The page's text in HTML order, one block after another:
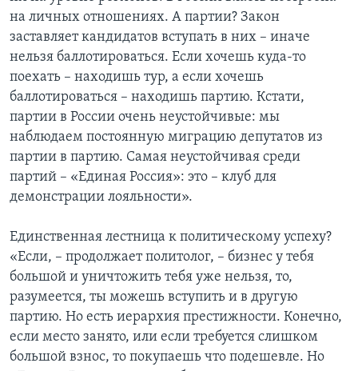
на личных отношениях. А партии? Закон
заставляет кандидатов вступать в них – иначе
нельзя баллотироваться. Если хочешь куда-то
поехать – находишь тур, а если хочешь
баллотироваться – находишь партию. Кстати,
партии в России очень неустойчивые: мы
наблюдаем постоянную миграцию депутатов из
партии в партию. Самая неустойчивая среди
партий – «Единая Россия»: это – клуб для
демонстрации лояльности».
Единственная лестница к политическому успеху?
«Если, – продолжает политолог, – бизнес у тебя
большой и уничтожить тебя уже нельзя, то,
разумеется, ты можешь вступить и в другую
партию. Но есть иерархия престижности. Конечно,
если место занято, или если требуется слишком
большой взнос, то покупаешь что подешевле. Но